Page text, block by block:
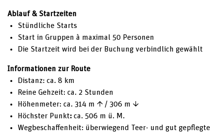
Ablauf & Startzeiten
Stündliche Starts
Start in Gruppen à maximal 50 Personen
Die Startzeit wird bei der Buchung verbindlich gewählt
Informationen zur Route
Distanz: ca. 8 km
Reine Gehzeit: ca. 2 Stunden
Höhenmeter: ca. 314 m ↑ / 306 m ↓
Höchster Punkt:ca. 506 m ü. M.
Wegbeschaffenheit: überwiegend Teer- und gut gepflegte